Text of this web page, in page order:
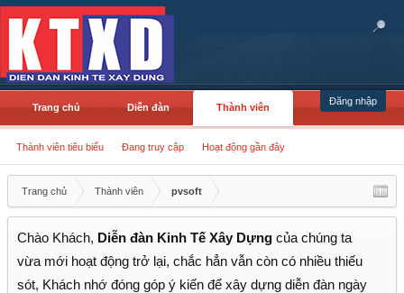
Đăng nhập
Trang chủ Diễn đàn Thành viên
Thành viên tiêu biểu Đang truy cập Hoạt động gần đây
Trang chủ Thành viên pvsoft
Chào Khách, Diễn đàn Kinh Tế Xây Dựng của chúng ta
vừa mới hoạt động trở lại, chắc hẳn vẫn còn có nhiều thiếu
sót, Khách nhớ đóng góp ý kiến để xây dựng diễn đàn ngày